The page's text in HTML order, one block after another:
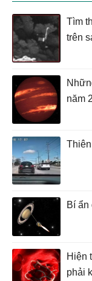
Tìm
trên
năm
Bí ẩn
Hiện
phải